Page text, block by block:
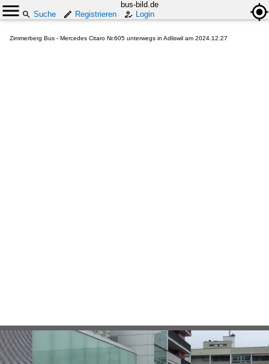
bus-bild.de
Suche
Registrieren Login
Zimmerberg Bus - Mercedes Citaro Nr.605 unterwegs in Adliswil am 2024.12.27